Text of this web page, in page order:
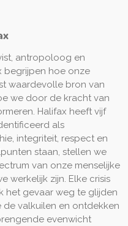
antropoloog en
begrijpen hoe onze
waardevolle bron van
we door de kracht van
Halifax heeft vijf
als
integriteit, respect en
staan, stellen we
van onze menselijke
werkelijk zijn. Elke crisis
het gevaar weg te glijden
de valkuilen en ontdekken
evenwicht